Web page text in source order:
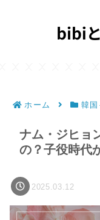
ホーム 韓国
ナム・ジヒョ
の？子役時代
2025.03.12